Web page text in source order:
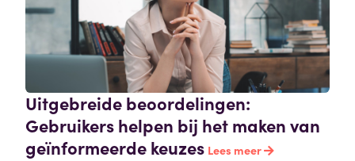
Uitgebreide beoordelingen:
Gebruikers helpen bij het maken van
geïnformeerde keuzes Lees meer